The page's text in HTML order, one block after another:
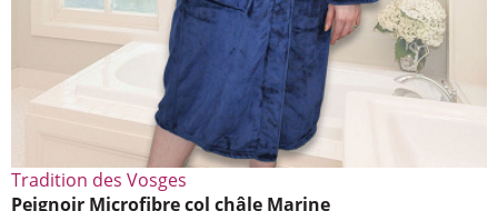
Tradi­tion des Vosges
Peignoir Micro­fibre col châle Marine